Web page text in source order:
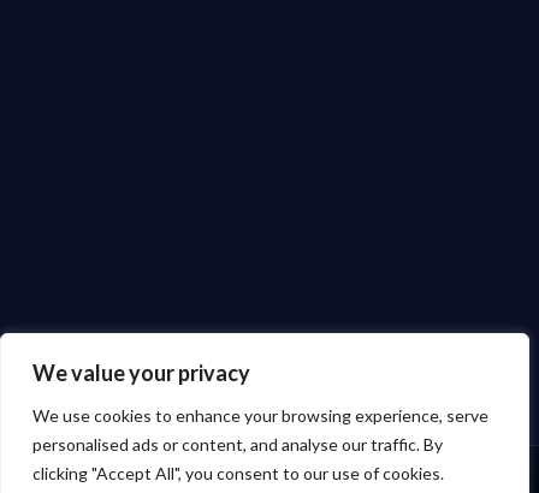
We value your privacy
We use cookies to enhance your browsing experience, serve
personalised ads or content, and analyse our traffic. By
clicking "Accept All", you consent to our use of cookies.